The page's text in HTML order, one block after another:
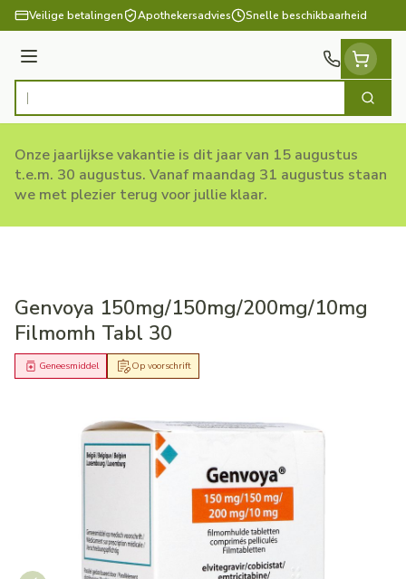
Ga naar de inhoud
Veilige betalingen Apothekersadvies Snelle beschikbaarheid
Menu
Product, merk, categorie... Zoek
Onze jaarlijkse vakantie is dit jaar van 15 augustus
t.e.m. 30 augustus. Vanaf maandag 31 augustus staan
we met plezier terug voor jullie klaar.
Genvoya 150mg/150mg/200mg/10mg
Filmomh Tabl 30
Op voorschrift
Geneesmiddel